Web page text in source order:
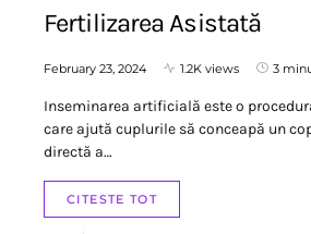
Fertilizarea Asistată
February 23, 2024 1.2K views 3
Inseminarea artificială este o
care ajută cuplurile să conceapă un
directă a…
CITESTE TOT